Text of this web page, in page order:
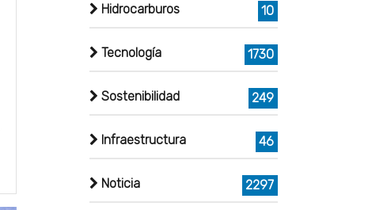
Hidrocarburos 10
Tecnología 1730
Sostenibilidad 249
Infraestructura 46
Noticia 2297